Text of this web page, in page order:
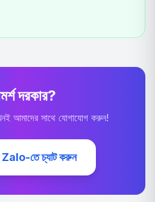
দরকার?
আমাদের সাথে যোগাযোগ করুন!
তে চ্যাট করুন